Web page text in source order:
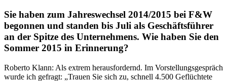
Sie haben zum Jahreswechsel 2014/2015 bei F&W
begonnen und standen bis Juli als Geschäftsführer
an der Spitze des Unternehmens. Wie haben Sie den
Sommer 2015 in Erinnerung?
Roberto Klann: Als extrem herausfordernd. Im Vorstellungsgespräch
wurde ich gefragt: „Trauen Sie sich zu, schnell 4.500 Geflüchtete